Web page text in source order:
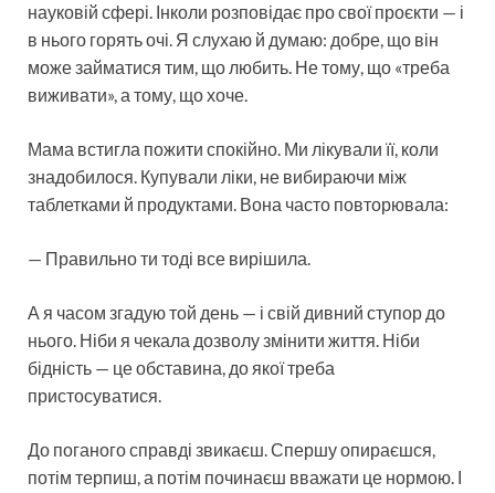
науковій сфері. Інколи розповідає про свої проєкти — і
в нього горять очі. Я слухаю й думаю: добре, що він
може займатися тим, що любить. Не тому, що «треба
виживати», а тому, що хоче.
Мама встигла пожити спокійно. Ми лікували її, коли
знадобилося. Купували ліки, не вибираючи між
таблетками й продуктами. Вона часто повторювала:
— Правильно ти тоді все вирішила.
А я часом згадую той день — і свій дивний ступор до
нього. Ніби я чекала дозволу змінити життя. Ніби
бідність — це обставина, до якої треба
пристосуватися.
До поганого справді звикаєш. Спершу опираєшся,
потім терпиш, а потім починаєш вважати це нормою. І